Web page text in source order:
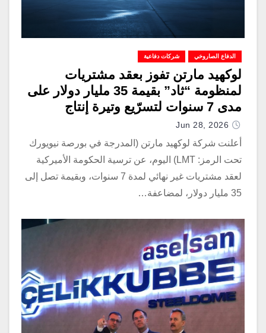
الدفاع الصاروخي شركات دفاعية
لوكهيد مارتن تفوز بعقد مشتريات
لمنظومة “ثاد” بقيمة 35 مليار دولار على
مدى 7 سنوات لتسرّيع وتيرة إنتاج
صواريخ الاعتراض الدفاعية
Jun 28, 2026
أعلنت شركة لوكهيد مارتن (المدرجة في بورصة نيويورك
تحت الرمز: LMT) اليوم، عن ترسية الحكومة الأميركية
لعقد مشتريات غير نهائي لمدة 7 سنوات، وبقيمة تصل إلى
35 مليار دولار، لمضاعفة…